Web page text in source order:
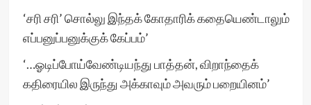
‘சரி சரி’ சொல்லு இந்தக் கோதாரிக் கதையெண்டாலும்
எப்பனுப்பனுக்குக் கேப்பம்’
‘…ஓடிப்போய்வேண்டியந்து பாத்தன், விறாந்தைக்
கதிரையில இருந்து அக்காவும் அவரும் பறையினம்’